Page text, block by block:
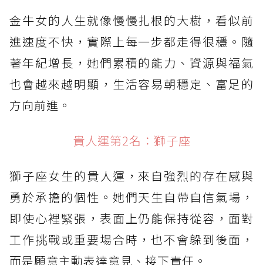
金牛女的人生就像慢慢扎根的大樹，看似前
進速度不快，實際上每一步都走得很穩。隨
著年紀增長，她們累積的能力、資源與福氣
也會越來越明顯，生活容易朝穩定、富足的
方向前進。
貴人運第2名：獅子座
獅子座女生的貴人運，來自強烈的存在感與
勇於承擔的個性。她們天生自帶自信氣場，
即使心裡緊張，表面上仍能保持從容，面對
工作挑戰或重要場合時，也不會躲到後面，
而是願意主動表達意見、接下責任。